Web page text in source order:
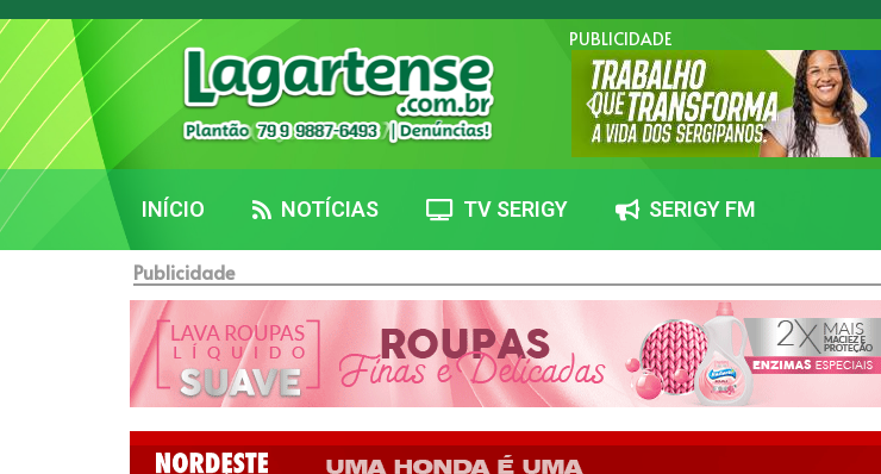
PUBLICIDADE
INÍCIO NOTÍCIAS TV SERIGY SERIGY FM
Publicidade